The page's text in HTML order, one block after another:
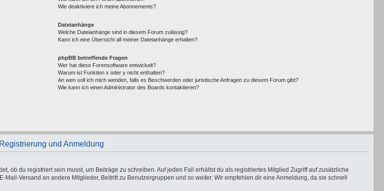
Wie deaktiviere ich meine Abonnements?
Dateianhänge
Welche Dateianhänge sind in diesem Forum zulässig?
Kann ich eine Übersicht all meiner Dateianhänge erhalten?
phpBB betreffende Fragen
Wer hat diese Forensoftware entwickelt?
Warum ist Funktion x oder y nicht enthalten?
An wen soll ich mich wenden, falls es Beschwerden oder juristische Anfragen zu diesem Forum gibt?
Wie kann ich einen Administrator des Boards kontaktieren?
Registrierung und Anmeldung
ob du registriert sein musst, um Beiträge zu schreiben. Auf jeden Fall erhältst du als registriertes Mitglied Zugriff auf zusätzliche
Versand an andere Mitglieder, Beitritt zu Benutzergruppen und so weiter. Wir empfehlen dir eine Anmeldung, da sie schnell